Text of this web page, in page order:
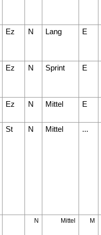
Ez N Lang E
Ez N Sprint E
Ez N Mittel E
St N Mittel ...
N Mittel M